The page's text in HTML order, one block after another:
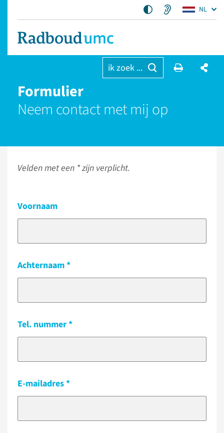
NL
ik zoek ...
Formulier
Neem contact met mij op
Velden met een * zijn verplicht.
Voornaam
Achternaam
Tel. nummer
E-mailadres